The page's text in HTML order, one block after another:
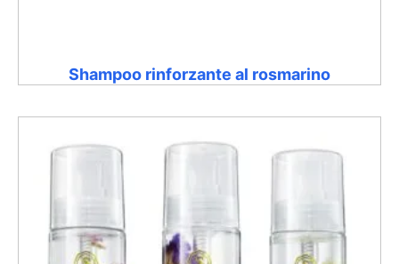
Shampoo rinforzante al rosmarino